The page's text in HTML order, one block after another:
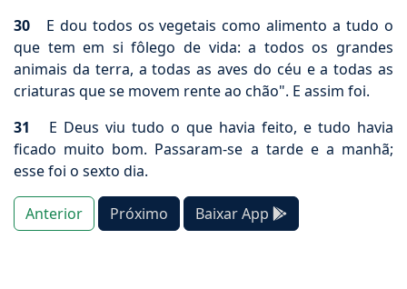
30 E dou todos os vegetais como alimento a tudo o
que tem em si fôlego de vida: a todos os grandes
animais da terra, a todas as aves do céu e a todas as
criaturas que se movem rente ao chão". E assim foi.
31 E Deus viu tudo o que havia feito, e tudo havia
ficado muito bom. Passaram-se a tarde e a manhã;
esse foi o sexto dia.
Anterior Próximo Baixar App